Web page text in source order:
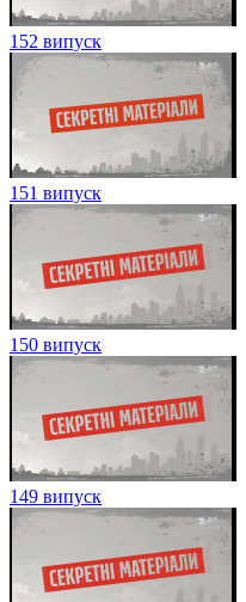
152 випуск
151 випуск
150 випуск
149 випуск